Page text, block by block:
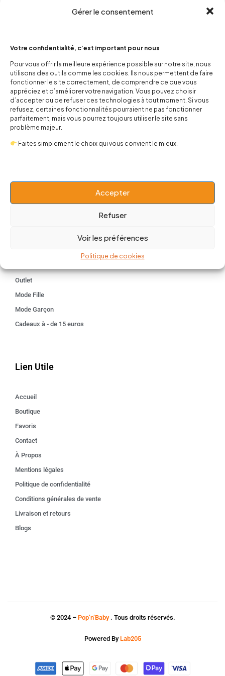
Gérer le consentement
Votre confidentialité, c’est important pour nous
Pour vous offrir la meilleure expérience possible sur notre site, nous
utilisons des outils comme les cookies. Ils nous permettent de faire
fonctionner le site correctement, de comprendre ce que vous
appréciez et d’améliorer votre navigation. Vous pouvez choisir
d’accepter ou de refuser ces technologies à tout moment. Si vous
refusez, certaines fonctionnalités pourraient ne pas fonctionner
parfaitement, mais vous pourrez toujours utiliser le site sans
problème majeur.
Faites simplement le choix qui vous convient le mieux.
Accepter
Refuser
Voir les préférences
Politique de cookies
contact@popnbaby.com
+33 01 64 62 14 89
Follow us
Outlet
Mode Fille
Mode Garçon
Cadeaux à - de 15 euros
Lien Utile
Accueil
Boutique
Favoris
Contact
À Propos
Mentions légales
Politique de confidentialité
Conditions générales de vente
Livraison et retours
Blogs
© 2024 – Pop’n’Baby. Tous droits réservés.
Powered By Lab205